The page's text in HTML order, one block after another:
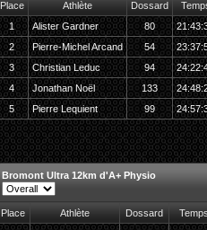
Place Athlète Dossard
1
Alister Gardner 80
2
Pierre-Michel Arcand 54
3
Christian Leduc 94
4
Jonathan Noël 133
5
Pierre Lequient 99
Bromont Ultra 12km d'A+ Physio
Place Athlète Dossard